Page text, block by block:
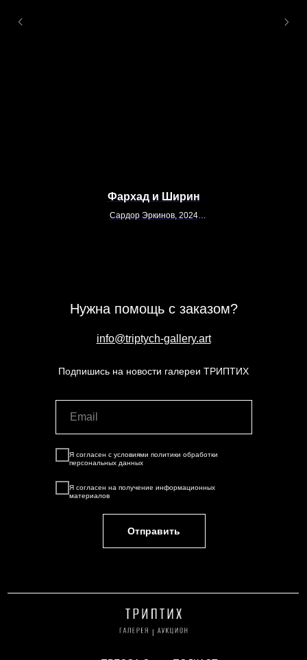
Фархад и Ширин
Сардор Эркинов, 2024
Нужна помощь с заказом?
info@triptych-gallery.art
Подпишись на новости галереи ТРИПТИХ
Я согласен с условиями политики обработки
персональных данных
Я согласен на получение информационных
материалов
Отправить